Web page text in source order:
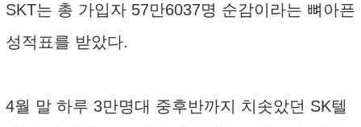
SKT는 총 가입자 57만6037명 순감이라는 뼈아픈
성적표를 받았다.
4월 말 하루 3만명대 중후반까지 치솟았던 SK텔